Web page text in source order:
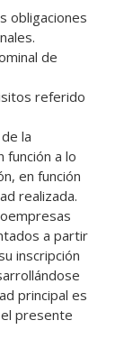
obligaciones
de
referido
la
función a lo
en función
realizada.
a partir
inscripción
principal es
presente